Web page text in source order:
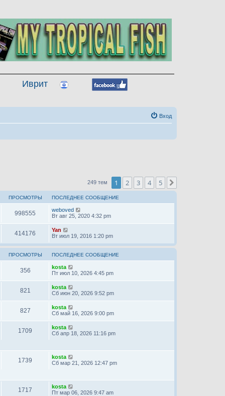
Иврит
Вход
249 тем 1 2 3 4 5
ПРОСМОТРЫ ПОСЛЕДНЕЕ СООБЩЕНИЕ
998555
weboved
Вт авг 25, 2020 4:32 pm
414176
Yan
Вт июл 19, 2016 1:20 pm
ПРОСМОТРЫ ПОСЛЕДНЕЕ СООБЩЕНИЕ
356
kosta
Пт июл 10, 2026 4:45 pm
821
kosta
Сб июн 20, 2026 9:52 pm
827
kosta
Сб май 16, 2026 9:00 pm
1709
kosta
Сб апр 18, 2026 11:16 pm
1739
kosta
Сб мар 21, 2026 12:47 pm
1717
kosta
Пт мар 06, 2026 9:47 am